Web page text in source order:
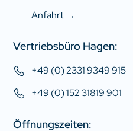
Anfahrt →
Vertriebsbüro Hagen:
+49 (0) 2331 9349 915
+49 (0) 152 31819 901
Öffnungszeiten: